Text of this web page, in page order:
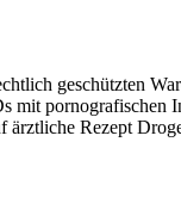
geschützten
pornografischen
ärztliche Rezept